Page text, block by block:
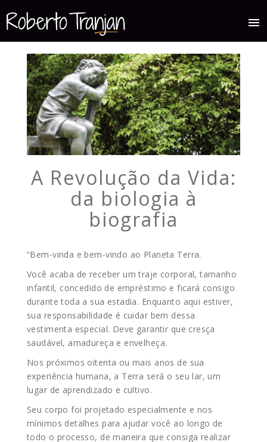
menu
A Revolução da Vida:
da biologia à
biografia
“Bem-vinda e bem-vindo ao Planeta Terra.
Você acaba de receber um traje corporal, tamanho
infantil, concedido de empréstimo e ficará consigo
durante toda a sua estadia. Enquanto aqui estiver,
sua responsabilidade é cuidar bem dessa
vestimenta especial. Deve garantir que cresça
saudável, amadureça e envelheça.
Nos próximos oitenta ou mais anos de sua
experiência humana, a Terra será o seu lar, um
lugar de aprendizado e cultivo.
Seu corpo foi projetado especialmente e nos
mínimos detalhes para ajudar você ao longo de
todo o processo, de maneira que consiga realizar